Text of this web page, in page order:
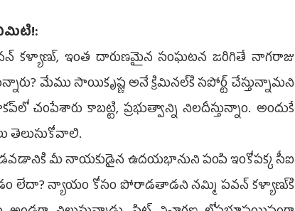
ఇంత దారుణమైన సంఘటన జరిగితే నాగరాజు
మేము సాయికృష్ణ అనే క్రిమినల్‌కి సపోర్ట్‌ చేస్తున్నామని
చంపేశారు కాబట్టి, ప్రభుత్వాన్ని నిలదీస్తున్నాం. అందుకే
తెలుసుకోవాలి.
తుడవడానికి మీ నాయకుడైన ఉదయభానుని పంపి ఇంకోపక్క సీఐ
లేదా? న్యాయం కోసం పోరాడతాడని నమ్మి పవన్‌ కళ్యాణ్‌కి